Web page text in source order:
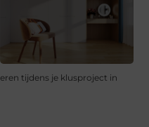
tijdens je klusproject in